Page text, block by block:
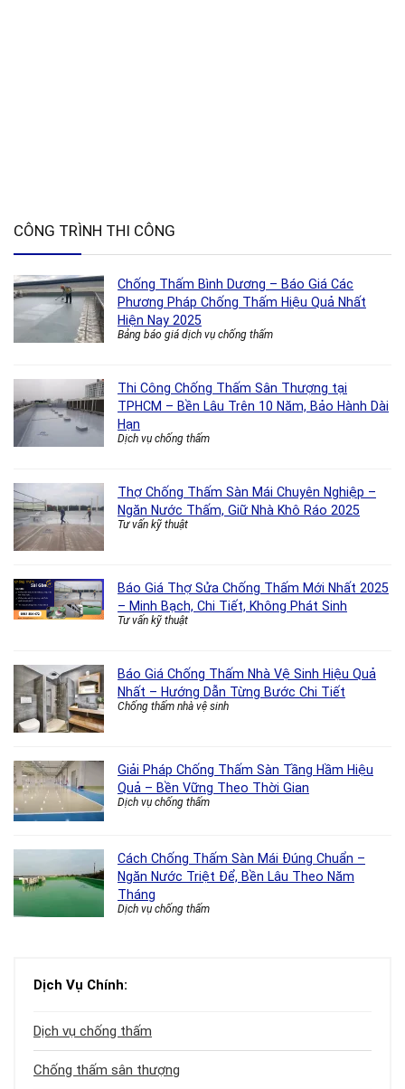
CÔNG TRÌNH THI CÔNG
Chống Thấm Bình Dương – Báo Giá Các
Phương Pháp Chống Thấm Hiệu Quả Nhất
Hiện Nay 2025
Bảng báo giá dịch vụ chống thấm
Thi Công Chống Thấm Sân Thượng tại
TPHCM – Bền Lâu Trên 10 Năm, Bảo Hành Dài
Hạn
Dịch vụ chống thấm
Thợ Chống Thấm Sàn Mái Chuyên Nghiệp –
Ngăn Nước Thấm, Giữ Nhà Khô Ráo 2025
Tư vấn kỹ thuật
Báo Giá Thợ Sửa Chống Thấm Mới Nhất 2025
– Minh Bạch, Chi Tiết, Không Phát Sinh
Tư vấn kỹ thuật
Báo Giá Chống Thấm Nhà Vệ Sinh Hiệu Quả
Nhất – Hướng Dẫn Từng Bước Chi Tiết
Chống thấm nhà vệ sinh
Giải Pháp Chống Thấm Sàn Tầng Hầm Hiệu
Quả – Bền Vững Theo Thời Gian
Dịch vụ chống thấm
Cách Chống Thấm Sàn Mái Đúng Chuẩn –
Ngăn Nước Triệt Để, Bền Lâu Theo Năm
Tháng
Dịch vụ chống thấm
Dịch Vụ Chính:
Dịch vụ chống thấm
Chống thấm sân thượng